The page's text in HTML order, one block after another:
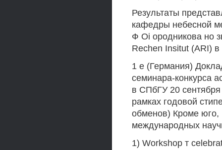
Результаты
кафедры небесной
Ф Oi ородникова но
Rechen Insitut (ARI)
1 е (Германия)
семинара-конкурса
в СПбГУ 20
рамках годовой
обменов) Кроме
международных
1) Workshop т